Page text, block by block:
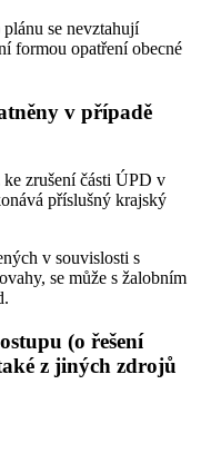
se nevztahují
formou opatření obecné
v případě
zrušení části ÚPD v
příslušný krajský
v souvislosti s
se může s žalobním
(o řešení
z jiných zdrojů